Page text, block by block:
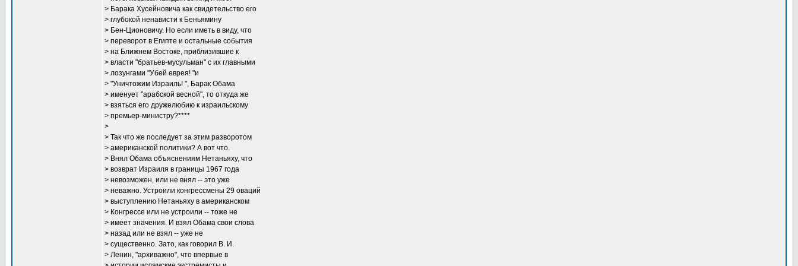
> Барака Хусейновича как свидетельство его
> глубокой ненависти к Беньямину
> Бен-Ционовичу. Но если иметь в виду, что
> переворот в Египте и остальные события
> на Ближнем Востоке, приблизившие к
> власти "братьев-мусульман" с их главными
> лозунгами "Убей еврея! "и
> "Уничтожим Израиль! ", Барак Обама
> именует "арабской весной", то откуда же
> взяться его дружелюбию к израильскому
> премьер-министру?****
>
> Так что же последует за этим разворотом
> американской политики? А вот что.
> Внял Обама объяснениям Нетаньяху, что
> возврат Израиля в границы 1967 года
> невозможен, или не внял -- это уже
> неважно. Устроили конгрессмены 29 оваций
> выступлению Нетаньяху в американском
> Конгрессе или не устроили -- тоже не
> имеет значения. И взял Обама свои слова
> назад или не взял -- уже не
> существенно. Зато, как говорил В. И.
> Ленин, "архиважно", что впервые в